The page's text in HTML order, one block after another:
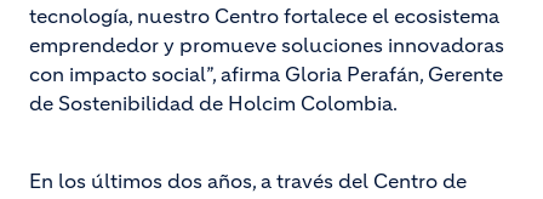
tecnología, nuestro Centro fortalece el ecosistema
emprendedor y promueve soluciones innovadoras
con impacto social”, afirma Gloria Perafán, Gerente
de Sostenibilidad de Holcim Colombia.
En los últimos dos años, a través del Centro de